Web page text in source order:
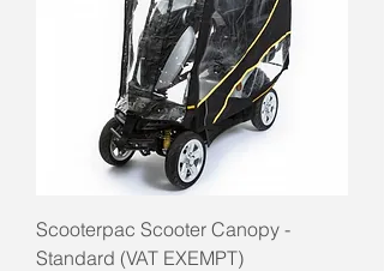
Scooterpac Scooter Canopy -
Standard (VAT EXEMPT)